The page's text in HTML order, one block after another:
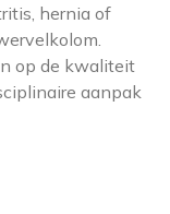
hernia of
op de kwaliteit
aanpak